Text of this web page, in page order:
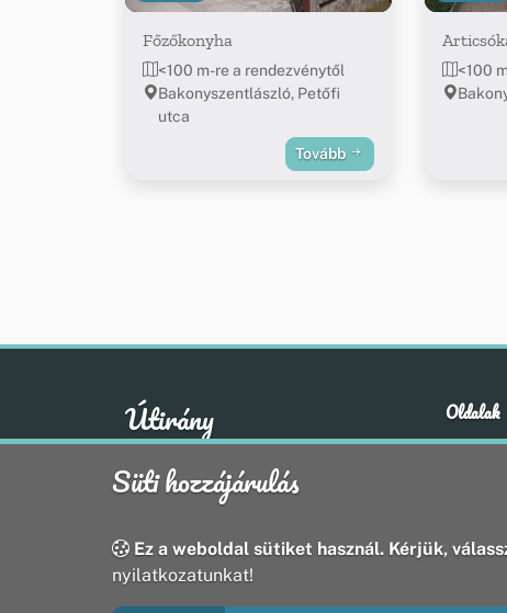
Főzőkonyha
<100 m-re a rendezvénytől
Bakonyszentlászló, Petőfi
utca
Tovább
<100
Útirány Oldalak
Hírek
Süti hozzájárulás
Ez a weboldal sütiket használ. Kérjük,
nyilatkozatunkat!